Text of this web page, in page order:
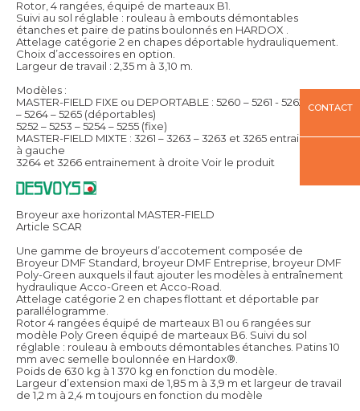
Rotor, 4 rangées, équipé de marteaux B1.
Suivi au sol réglable : rouleau à embouts démontables
étanches et paire de patins boulonnés en HARDOX .
Attelage catégorie 2 en chapes déportable hydrauliquement.
Choix d’accessoires en option.
Largeur de travail : 2,35 m à 3,10 m.
Modèles :
MASTER-FIELD FIXE ou DEPORTABLE : 5260 – 5261 - 5262 – 5263
– 5264 – 5265 (déportables)
5252 – 5253 – 5254 – 5255 (fixe)
MASTER-FIELD MIXTE : 3261 – 3263 – 3263 et 3265 entrainement
à gauche
3264 et 3266 entrainement à droite Voir le produit
Broyeur axe horizontal MASTER-FIELD
Article SCAR
Une gamme de broyeurs d’accotement composée de
Broyeur DMF Standard, broyeur DMF Entreprise, broyeur DMF
Poly-Green auxquels il faut ajouter les modèles à entraînement
hydraulique Acco-Green et Acco-Road.
Attelage catégorie 2 en chapes flottant et déportable par
parallélogramme.
Rotor 4 rangées équipé de marteaux B1 ou 6 rangées sur
modèle Poly Green équipé de marteaux B6. Suivi du sol
réglable : rouleau à embouts démontables étanches. Patins 10
mm avec semelle boulonnée en Hardox®.
Poids de 630 kg à 1 370 kg en fonction du modèle.
Largeur d’extension maxi de 1,85 m à 3,9 m et largeur de travail
de 1,2 m à 2,4 m toujours en fonction du modèle
CONTACT